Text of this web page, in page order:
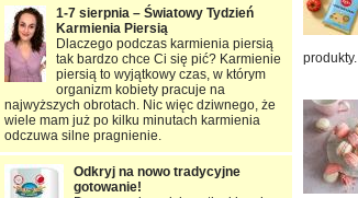
produkty.
1-7 sierpnia – Światowy Tydzień
Karmienia Piersią
Dlaczego podczas karmienia piersią
tak bardzo chce Ci się pić? Karmienie
piersią to wyjątkowy czas, w którym
organizm kobiety pracuje na
najwyższych obrotach. Nic więc dziwnego, że
wiele mam już po kilku minutach karmienia
odczuwa silne pragnienie.
Odkryj na nowo tradycyjne
gotowanie!